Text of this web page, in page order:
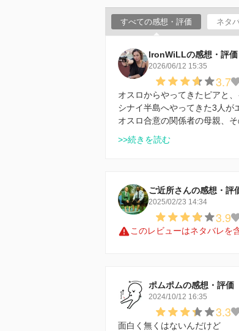
すべての感想・評価 ネタ
IronWiLLの感想・評価
2026/06/12 15:35
3.7
オスロからやってきたピアと
シナイ半島へやってきた3人が
オスロ合意の関係者の母親、
>>続きを読む
ご近所さんの感想・評
2025/02/23 14:34
3.9
このレビューはネタバレを
ポムポムの感想・評価
2024/10/12 16:35
3.3
面白く無くはないんだけど